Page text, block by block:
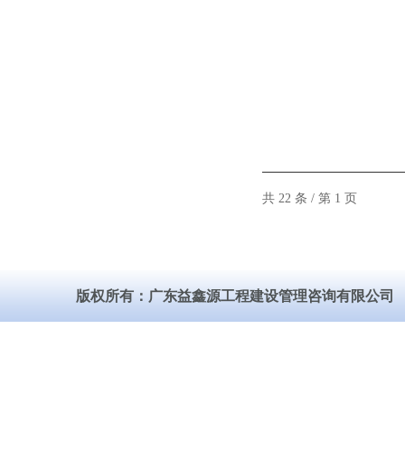
共 22 条 / 第 1 页
版权所有：广东益鑫源工程建设管理咨询有限